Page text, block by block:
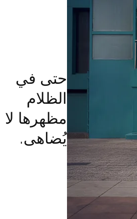
حتى في
الظلام
مظهرها لا
يُضاهى.